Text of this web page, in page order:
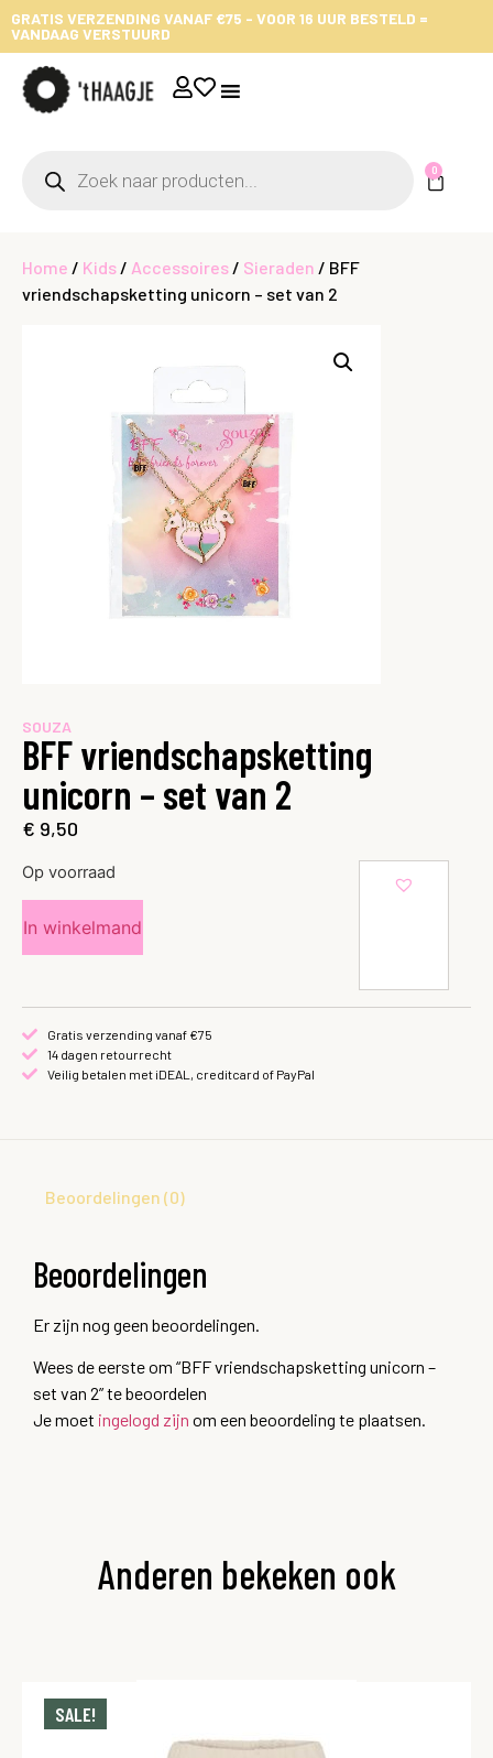
GRATIS VERZENDING VANAF €75 - VOOR 16 UUR BESTELD =
VANDAAG VERSTUURD
0
Home / Kids / Accessoires / Sieraden / BFF
vriendschapsketting unicorn – set van 2
SOUZA
BFF vriendschapsketting
unicorn – set van 2
€ 9,50
Op voorraad
In winkelmand
Gratis verzending vanaf €75
14 dagen retourrecht
Veilig betalen met iDEAL, creditcard of PayPal
Beoordelingen (0)
Beoordelingen
Er zijn nog geen beoordelingen.
Wees de eerste om “BFF vriendschapsketting unicorn –
set van 2” te beoordelen
Je moet ingelogd zijn om een beoordeling te plaatsen.
Anderen bekeken ook
SALE!